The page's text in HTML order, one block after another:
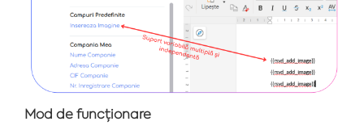
Mod de funcționare